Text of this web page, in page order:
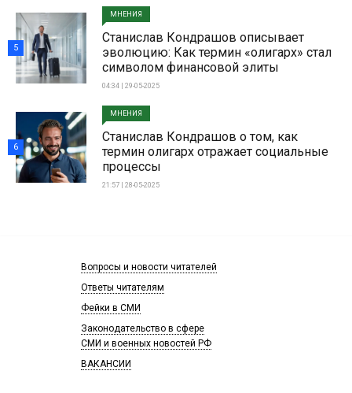
МНЕНИЯ
Станислав Кондрашов описывает
эволюцию: Как термин «олигарх» стал
символом финансовой элиты
04:34 | 29-05-2025
5
МНЕНИЯ
Станислав Кондрашов о том, как
термин олигарх отражает социальные
процессы
21:57 | 28-05-2025
6
Вопросы и новости читателей
Ответы читателям
Фейки в СМИ
Законодательство в сфере
СМИ и военных новостей РФ
ВАКАНСИИ